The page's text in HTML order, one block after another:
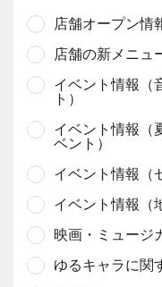
店舗オープン情
店舗の新メニュ
イベント情報（
ト）
イベント情報（
ベント）
イベント情報（
イベント情報（
映画・ミュージ
ゆるキャラに関